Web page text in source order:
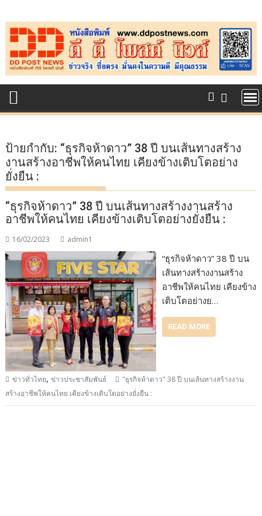
to
content
ป้ายกำกับ: “ธุรกิจห้าดาว” 38 ปี บนเส้นทางสร้าง
งานสร้างอาชีพให้คนไทย เคียงข้างเติบโตอย่าง
ยั่งยืน :
“ธุรกิจห้าดาว” 38 ปี บนเส้นทางสร้างงานสร้าง
อาชีพให้คนไทย เคียงข้างเติบโตอย่างยั่งยืน :
16/02/2023 admin1
“ธุรกิจห้าดาว” 38 ปี บน
เส้นทางสร้างงานสร้าง
อาชีพให้คนไทย เคียงข้าง
เติบโตอย่างย…
READ MORE
ข่าวทั่วไทย,ข่าวประชาสัมพันธ์
"ธุรกิจห้าดาว" 38 ปี บนเส้นทางสร้างงาน
สร้างอาชีพให้คนไทย เคียงข้างเติบโตอย่างยั่งยืน :